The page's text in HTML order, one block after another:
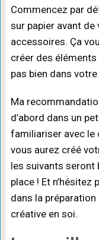
Commencez par
sur papier avant
accessoires. Ça
créer des
pas bien dans
Ma
d’abord dans un
familiariser avec le
vous aurez créé
les suivants seront
place ! Et
dans la
créative en soi.